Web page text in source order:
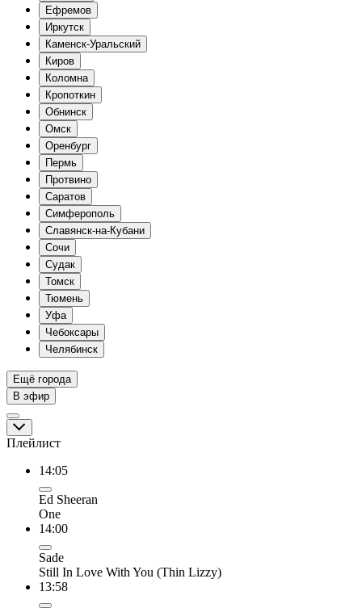
Ефремов
Иркутск
Каменск-Уральский
Киров
Коломна
Кропоткин
Обнинск
Омск
Оренбург
Пермь
Протвино
Саратов
Симферополь
Славянск-на-Кубани
Сочи
Судак
Томск
Тюмень
Уфа
Чебоксары
Челябинск
Ещё города
В эфир
Плейлист
14:05
Ed Sheeran
One
14:00
Sade
Still In Love With You (Thin Lizzy)
13:58